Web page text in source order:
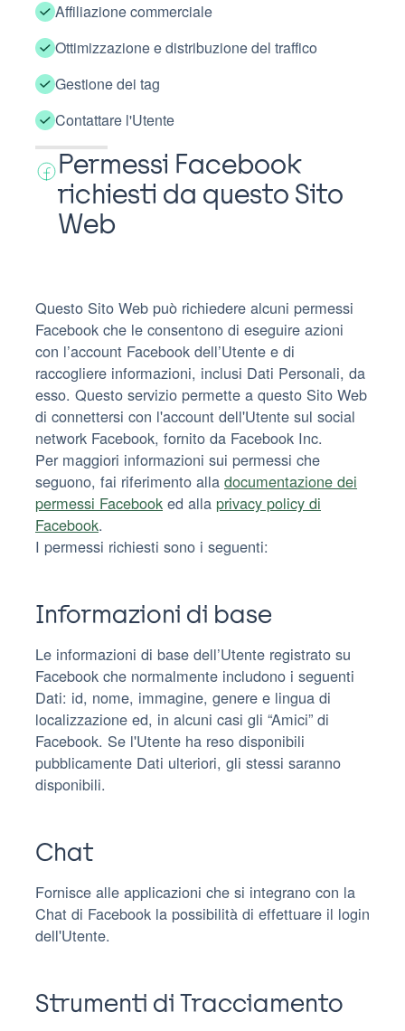
Affiliazione commerciale
Ottimizzazione e distribuzione del traffico
Gestione dei tag
Contattare l'Utente
Permessi Facebook
richiesti da questo Sito
Web
Questo Sito Web può richiedere alcuni permessi
Facebook che le consentono di eseguire azioni
con l’account Facebook dell’Utente e di
raccogliere informazioni, inclusi Dati Personali, da
esso. Questo servizio permette a questo Sito Web
di connettersi con l'account dell'Utente sul social
network Facebook, fornito da Facebook Inc.
Per maggiori informazioni sui permessi che
seguono, fai riferimento alla documentazione dei
permessi Facebook ed alla privacy policy di
Facebook.
I permessi richiesti sono i seguenti:
Informazioni di base
Le informazioni di base dell’Utente registrato su
Facebook che normalmente includono i seguenti
Dati: id, nome, immagine, genere e lingua di
localizzazione ed, in alcuni casi gli “Amici” di
Facebook. Se l'Utente ha reso disponibili
pubblicamente Dati ulteriori, gli stessi saranno
disponibili.
Chat
Fornisce alle applicazioni che si integrano con la
Chat di Facebook la possibilità di effettuare il login
dell'Utente.
Strumenti di Tracciamento